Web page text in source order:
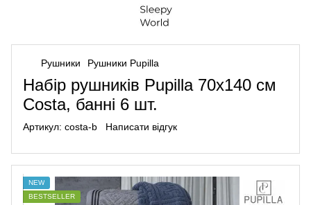
Рушники Рушники Pupilla
Набір рушників Pupilla 70х140 см
Costa, банні 6 шт.
Артикул: costa-b Написати відгук
NEW
BESTSELLER